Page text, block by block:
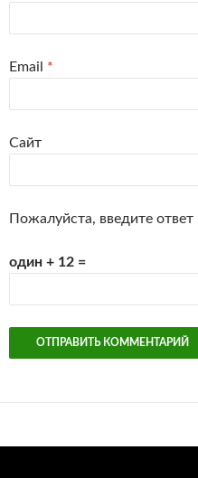
Email *
Сайт
Пожалуйста, введите
один + 12 =